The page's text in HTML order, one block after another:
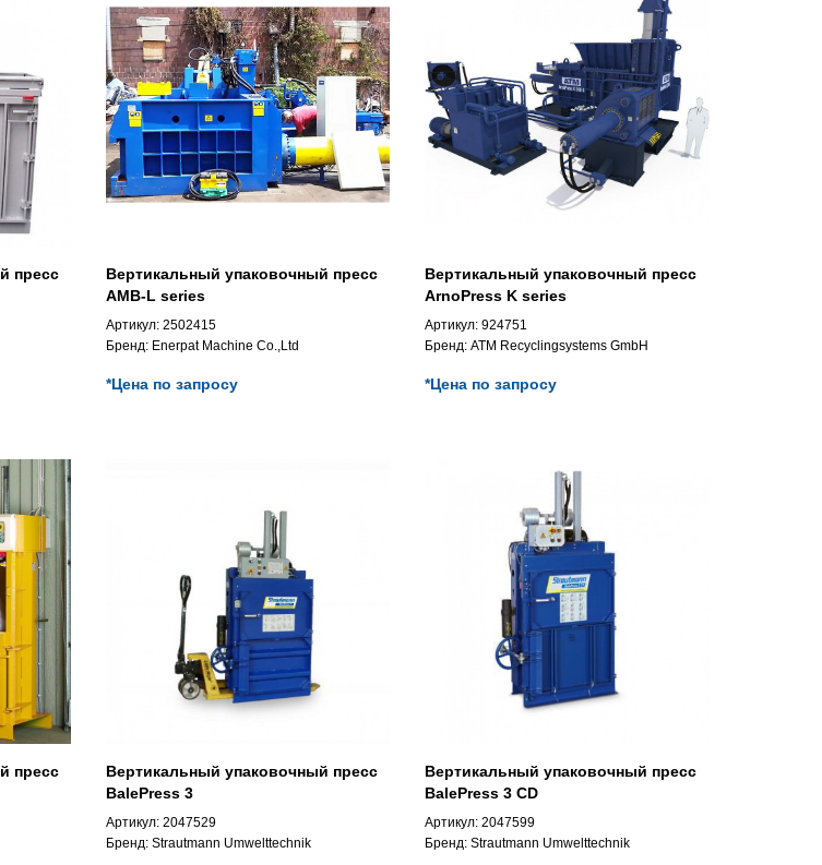
пресс
Вертикальный упаковочный пресс
AMB-L series
Артикул: 2502415
Бренд: Enerpat Machine Co.,Ltd
*Цена по запросу
Вертикальный упаковочный пресс
ArnoPress K series
Артикул: 924751
Бренд: ATM Recyclingsystems GmbH
*Цена по запросу
пресс
Вертикальный упаковочный пресс
BalePress 3
Артикул: 2047529
Бренд: Strautmann Umwelttechnik
Вертикальный упаковочный пресс
BalePress 3 CD
Артикул: 2047599
Бренд: Strautmann Umwelttechnik